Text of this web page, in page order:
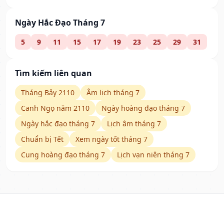
Ngày Hắc Đạo Tháng 7
5 9 11 15 17 19 23 25 29 31
Tìm kiếm liên quan
Tháng Bảy 2110
Âm lịch tháng 7
Canh Ngọ năm 2110
Ngày hoàng đạo tháng 7
Ngày hắc đạo tháng 7
Lịch âm tháng 7
Chuẩn bị Tết
Xem ngày tốt tháng 7
Cung hoàng đạo tháng 7
Lịch vạn niên tháng 7